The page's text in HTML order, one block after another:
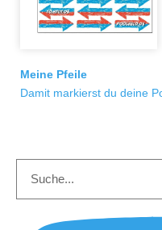
Meine Pfeile
Damit markierst du deine